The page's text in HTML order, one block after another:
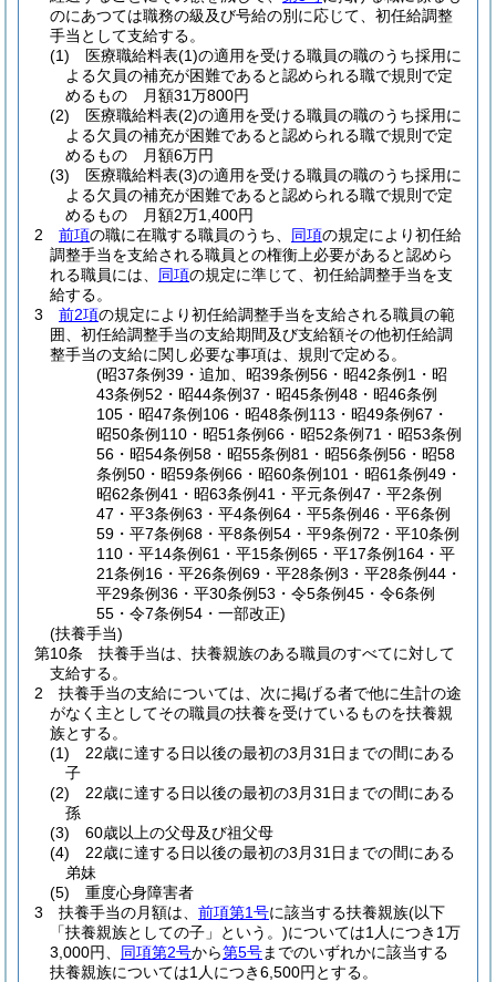
のにあつては職務の級及び号給の別に応じて、初任給調整
手当として支給する。
(1)
医療職給料表(1)の適用を受ける職員の職のうち採用に
よる欠員の補充が困難であると認められる職で規則で定
めるもの 月額31万800円
(2)
医療職給料表(2)の適用を受ける職員の職のうち採用に
よる欠員の補充が困難であると認められる職で規則で定
めるもの 月額6万円
(3)
医療職給料表(3)の適用を受ける職員の職のうち採用に
よる欠員の補充が困難であると認められる職で規則で定
めるもの 月額2万1,400円
2
前項の職に在職する職員のうち、 同項の規定により初任給
調整手当を支給される職員との権衡上必要があると認めら
れる職員には、 同項の規定に準じて、初任給調整手当を支
給する。
3
前2項の規定により初任給調整手当を支給される職員の範
囲、初任給調整手当の支給期間及び支給額その他初任給調
整手当の支給に関し必要な事項は、規則で定める。
(昭37条例39・追加、昭39条例56・昭42条例1・昭
43条例52・昭44条例37・昭45条例48・昭46条例
105・昭47条例106・昭48条例113・昭49条例67・
昭50条例110・昭51条例66・昭52条例71・昭53条例
56・昭54条例58・昭55条例81・昭56条例56・昭58
条例50・昭59条例66・昭60条例101・昭61条例49・
昭62条例41・昭63条例41・平元条例47・平2条例
47・平3条例63・平4条例64・平5条例46・平6条例
59・平7条例68・平8条例54・平9条例72・平10条例
110・平14条例61・平15条例65・平17条例164・平
21条例16・平26条例69・平28条例3・平28条例44・
平29条例36・平30条例53・令5条例45・令6条例
55・令7条例54・一部改正)
(扶養手当)
第10条
扶養手当は、扶養親族のある職員のすべてに対して
支給する。
2
扶養手当の支給については、次に掲げる者で他に生計の途
がなく主としてその職員の扶養を受けているものを扶養親
族とする。
(1)
22歳に達する日以後の最初の3月31日までの間にある
子
(2)
22歳に達する日以後の最初の3月31日までの間にある
孫
(3)
60歳以上の父母及び祖父母
(4)
22歳に達する日以後の最初の3月31日までの間にある
弟妹
(5)
重度心身障害者
3
扶養手当の月額は、 前項第1号に該当する扶養親族(以下
「扶養親族としての子」という。)については1人につき1万
3,000円、 同項第2号から第5号までのいずれかに該当する
扶養親族については1人につき6,500円とする。